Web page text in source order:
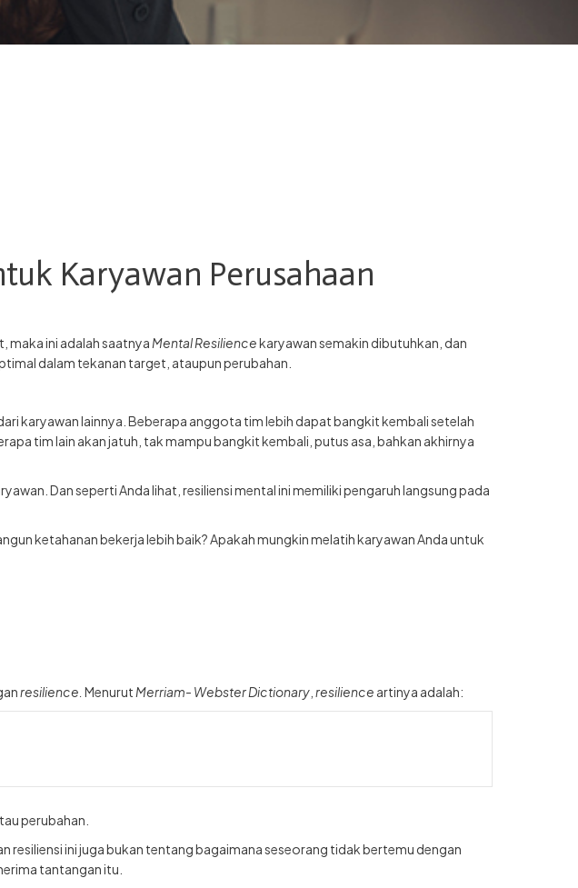
Karyawan Perusahaan
maka ini adalah saatnya Mental Resiliencekaryawan semakin dibutuhkan, dan
dalam tekanan target, ataupun perubahan.
karyawan lainnya. Beberapa anggota tim lebih dapat bangkit kembali setelah
tim lain akan jatuh, tak mampu bangkit kembali, putus asa, bahkan akhirnya
Dan seperti Anda lihat, resiliensi mental ini memiliki pengaruh langsung pada
ketahanan bekerja lebih baik? Apakah mungkin melatih karyawan Anda untuk
resilience. Menurut Merriam- Webster Dictionary resilience artinya adalah:
perubahan.
resiliensi ini juga bukan tentang bagaimana seseorang tidak bertemu dengan
tantangan itu.